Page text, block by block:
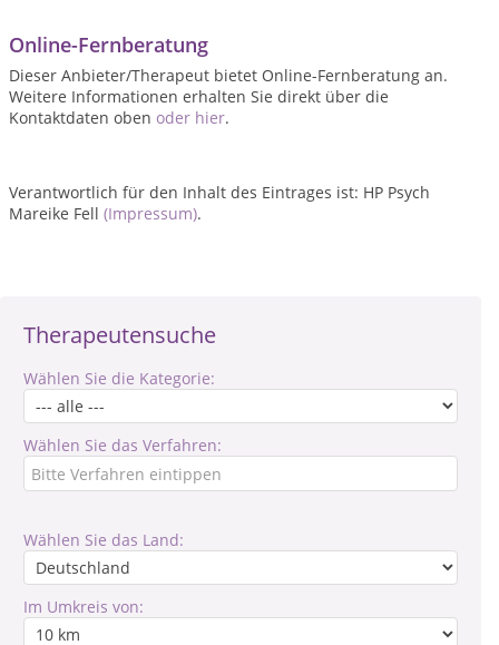
Therapeutensuche
Wählen Sie die Kategorie:
Wählen Sie das Verfahren:
Wählen Sie das Land:
Im Umkreis von:
Online-Fernberatung
Dieser Anbieter/Therapeut bietet Online-Fernberatung an.
Weitere Informationen erhalten Sie direkt über die
Kontaktdaten oben oder hier.
Verantwortlich für den Inhalt des Eintrages ist: HP Psych
Mareike Fell (Impressum).